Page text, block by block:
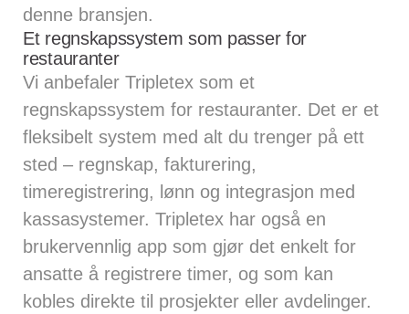
denne bransjen.
Et regnskapssystem som passer for
restauranter
Vi anbefaler Tripletex som et
regnskapssystem for restauranter. Det er et
fleksibelt system med alt du trenger på ett
sted – regnskap, fakturering,
timeregistrering, lønn og integrasjon med
kassasystemer. Tripletex har også en
brukervennlig app som gjør det enkelt for
ansatte å registrere timer, og som kan
kobles direkte til prosjekter eller avdelinger.